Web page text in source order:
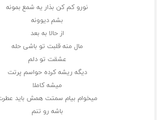
نورو کم کن بذار یه شمع بمونه
بشم دیوونه
از حالا به بعد
مال منه قلبت تو باشی حله
عشقت تو دلم
دیگه ریشه کرده حواسم پرتت
میشه کاملا
میخوام بیام سمتت همش باید
باشه رو تنم